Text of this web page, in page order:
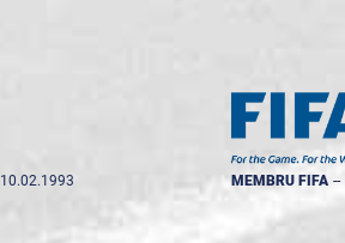
10.02.1993 MEMBRU FIFA --